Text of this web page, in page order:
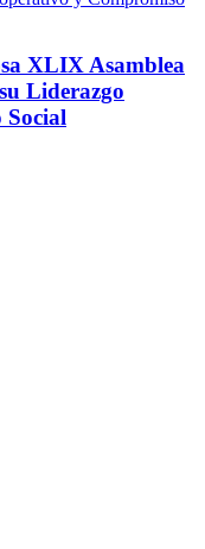
XLIX Asamblea
Liderazgo
Social